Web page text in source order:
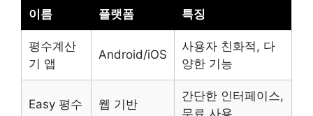
이름 플랫폼 특징
평수계산
기 앱
Android/iOS
사용자 친화적, 다
양한 기능
Easy 평수 웹 기반
간단한 인터페이스,